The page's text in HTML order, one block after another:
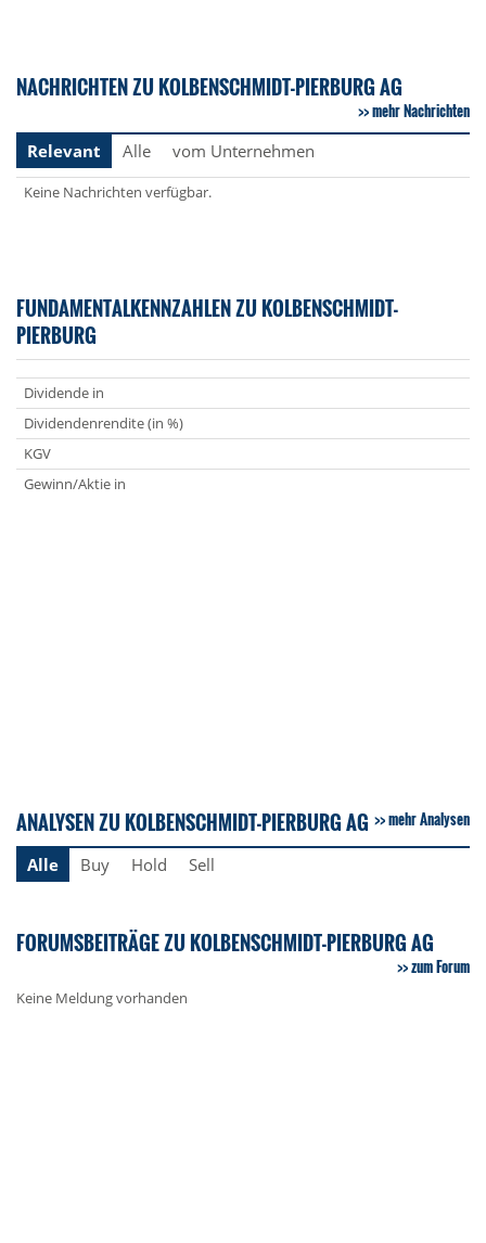
NACHRICHTEN ZU KOLBENSCHMIDT-PIERBURG AG
mehr Nachrichten
Relevant
Alle vom Unternehmen
Keine Nachrichten verfügbar.
FUNDAMENTALKENNZAHLEN ZU KOLBENSCHMIDT-
PIERBURG
Dividende in
Dividendenrendite (in %)
KGV
Gewinn/Aktie in
ANALYSEN ZU KOLBENSCHMIDT-PIERBURG AG mehr Analysen
Alle Buy Hold Sell
FORUMSBEITRÄGE ZU KOLBENSCHMIDT-PIERBURG AG
zum Forum
Keine Meldung vorhanden